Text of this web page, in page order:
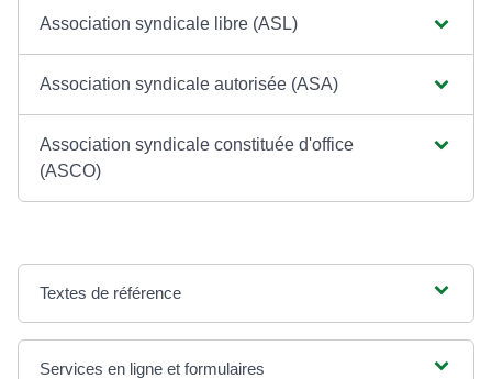
Association syndicale libre (ASL)
Association syndicale autorisée (ASA)
Association syndicale constituée d'office
(ASCO)
Textes de référence
Services en ligne et formulaires